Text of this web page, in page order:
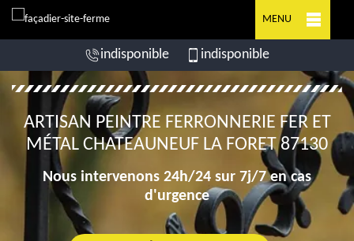
MENU
indisponible indisponible
ARTISAN PEINTRE FERRONNERIE FER ET
MÉTAL CHATEAUNEUF LA FORET 87130
Nous intervenons 24h/24 sur 7j/7 en cas
d'urgence